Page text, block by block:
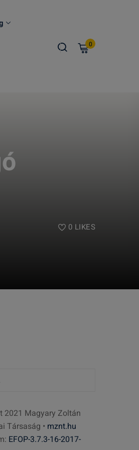
0
0 LIKES
2021 Magyary Zoltán
Társaság • mznt.hu
EFOP-3.7.3-16-2017-